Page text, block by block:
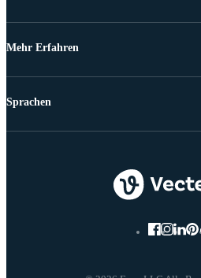
Mehr Erfahren
Sprachen